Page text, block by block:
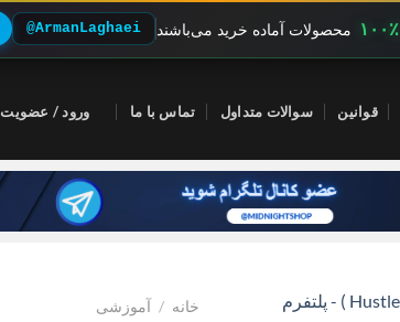
۱۰۰٪ محصولات آماده خرید می‌باشند @ArmanLaghaei
قوانین سوالات متداول تماس با ما ورود / عضویت
خانه / آموزشی